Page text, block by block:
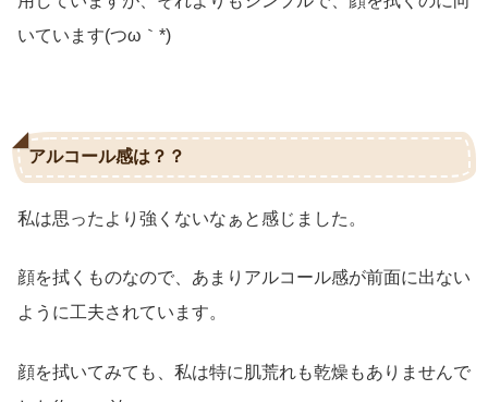
いています(つω｀*)
アルコール感は？？
私は思ったより強くないなぁと感じました。
顔を拭くものなので、あまりアルコール感が前面に出ない
ように工夫されています。
顔を拭いてみても、私は特に肌荒れも乾燥もありませんで